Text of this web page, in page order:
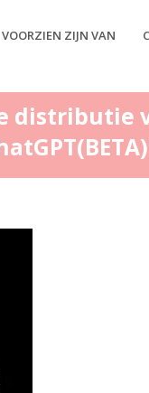
VOORZIEN ZIJN VAN
distributie